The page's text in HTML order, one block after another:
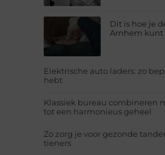
Dit is hoe je
Arnhem kunt
Elektrische auto laders: zo
hebt
Klassiek bureau combineren
tot een harmonieus geheel
Zo zorg je voor gezonde
tieners